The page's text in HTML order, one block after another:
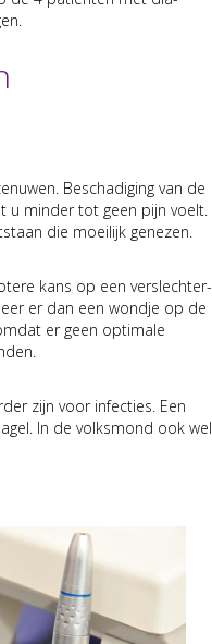
Beschadig­ing van de
u min­der tot geen pijn voelt.
die moeil­ijk genezen.
kans op een ver­slech­ter­
er dan een wond­je op de
er geen opti­male
zijn voor infec­ties. Een
In de volksmond ook wel